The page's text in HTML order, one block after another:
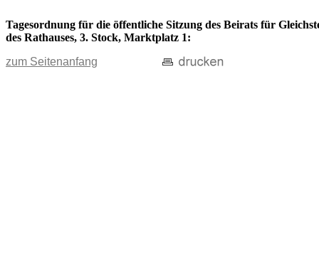
Tagesordnung für die öffentliche Sitzung des Beirats für
des Rathauses, 3. Stock, Marktplatz 1:
zum Seitenanfang